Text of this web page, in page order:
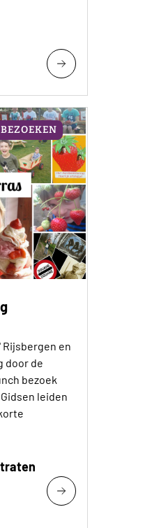
en
door de
bezoek
leiden